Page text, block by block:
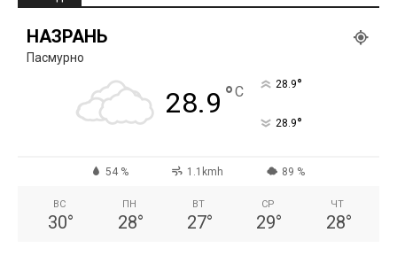
НАЗРАНЬ
Пасмурно
28.9 °C 28.9°
28.9°
54 % 1.1kmh 89 %
ВС
30°
ПН
28°
ВТ
27°
СР
29°
ЧТ
28°